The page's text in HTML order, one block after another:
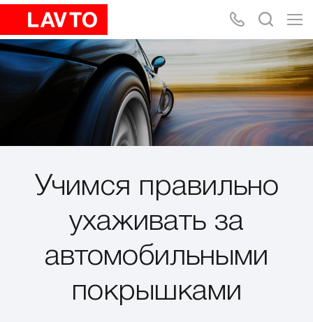
Учимся правильно
ухаживать за
автомобильными
покрышками